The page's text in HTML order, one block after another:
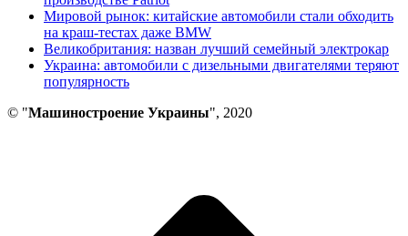
Мировой рынок: китайские автомобили стали обходить
на краш-тестах даже BMW
Великобритания: назван лучший семейный электрокар
Украина: автомобили с дизельными двигателями теряют
популярность
© "Машиностроение Украины", 2020